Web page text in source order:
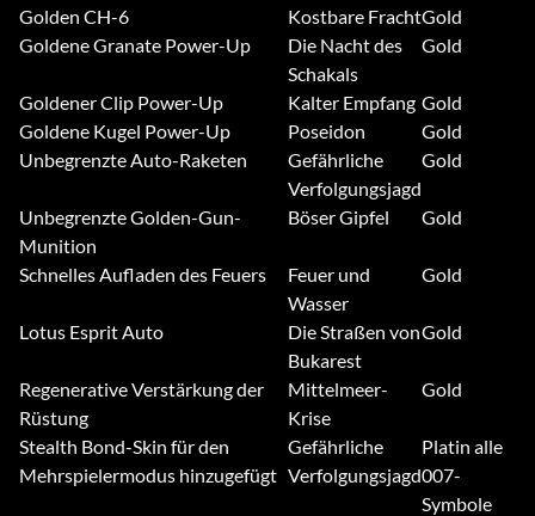
Golden CH-6
Kostbare FrachtGold
Goldene Granate Power-Up
Die Nacht des
Schakals
Gold
Goldener Clip Power-Up Kalter Empfang Gold
Goldene Kugel Power-Up
Poseidon
Gold
Unbegrenzte Auto-Raketen
Gefährliche
Verfolgungsjagd
Gold
Unbegrenzte Golden-Gun-
Munition
Böser Gipfel Gold
Schnelles Aufladen des Feuers
Feuer und
Wasser
Gold
Lotus Esprit Auto
Die Straßen von
Bukarest
Gold
Regenerative Verstärkung der
Rüstung
Mittelmeer-
Krise
Gold
Stealth Bond-Skin für den
Mehrspielermodus hinzugefügt
Gefährliche
Verfolgungsjagd
Platin alle
007-
Symbole